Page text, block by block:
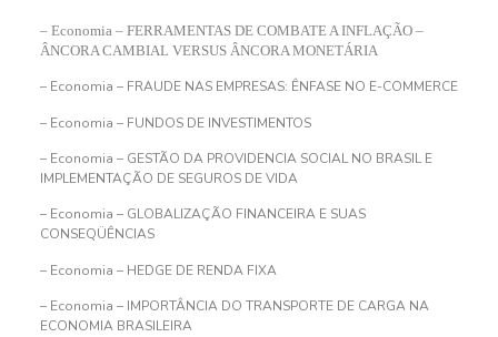
– Economia – FERRAMENTAS DE COMBATE A INFLAÇÃO –
ÂNCORA CAMBIAL VERSUS ÂNCORA MONETÁRIA
– Economia – FRAUDE NAS EMPRESAS: ÊNFASE NO E-COMMERCE
– Economia – FUNDOS DE INVESTIMENTOS
– Economia – GESTÃO DA PROVIDENCIA SOCIAL NO BRASIL E
IMPLEMENTAÇÃO DE SEGUROS DE VIDA
– Economia – GLOBALIZAÇÃO FINANCEIRA E SUAS
CONSEQÜÊNCIAS
– Economia – HEDGE DE RENDA FIXA
– Economia – IMPORTÂNCIA DO TRANSPORTE DE CARGA NA
ECONOMIA BRASILEIRA